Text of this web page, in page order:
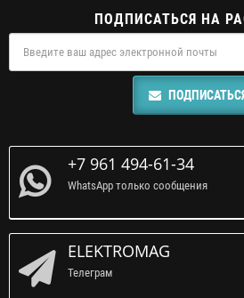
ПОДПИСАТЬСЯ НА
+7 961 494-61-34
WhatsApp только сообщения
ELEKTROMAG
Телеграм